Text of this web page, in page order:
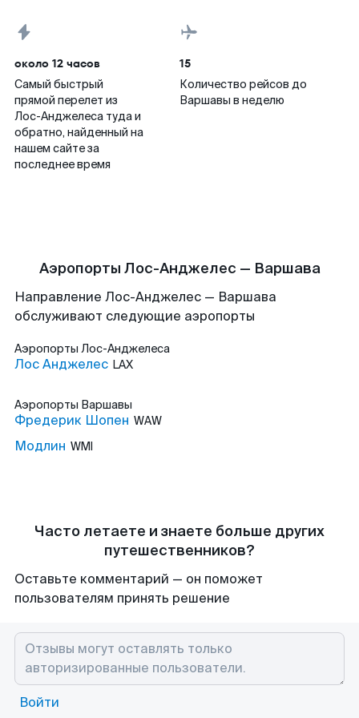
около 12 часов
Самый быстрый
прямой перелет из
Лос-Анджелеса туда и
обратно, найденный на
нашем сайте за
последнее время
15
Количество рейсов до
Варшавы в неделю
Аэропорты Лос-Анджелес — Варшава
Направление Лос-Анджелес — Варшава
обслуживают следующие аэропорты
Аэропорты Лос-Анджелеса
Лос Анджелес LAX
Аэропорты Варшавы
Фредерик Шопен WAW
Модлин WMI
Часто летаете и знаете больше других
путешественников?
Оставьте комментарий — он поможет
пользователям принять решение
Войти